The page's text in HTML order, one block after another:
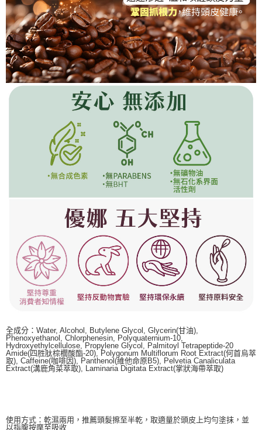
全成分：Water, Alcohol, Butylene Glycol, Glycerin(甘油),
Phenoxyethanol, Chlorphenesin, Polyquaternium-10,
Hydroxyethylcellulose, Propylene Glycol, Palmitoyl Tetrapeptide-20
Amide(四胜肽棕櫚酸酯-20), Polygonum Multiflorum Root Extract(何首烏萃
取), Caffeine(咖啡因), Panthenol(維他命原B5), Pelvetia Canaliculata
Extract(溝鹿角菜萃取), Laminaria Digitata Extract(掌狀海帶萃取)
使用方式：乾濕兩用，推薦頭髮擦至半乾，取適量於頭皮上均勻塗抹，並
以指腹按摩至吸收